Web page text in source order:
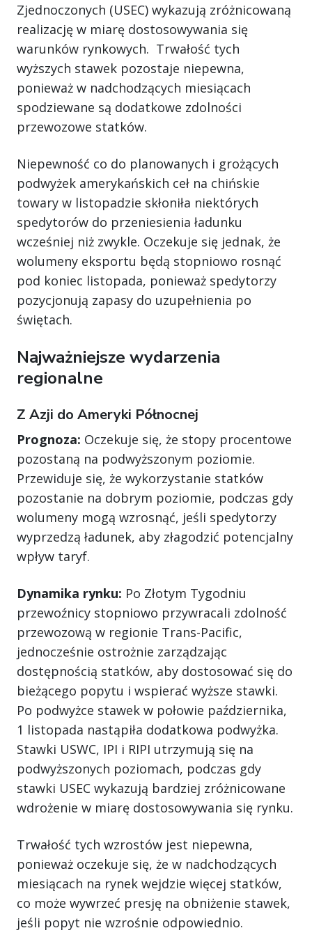
Zjednoczonych (USEC) wykazują zróżnicowaną
realizację w miarę dostosowywania się
warunków rynkowych. Trwałość tych
wyższych stawek pozostaje niepewna,
ponieważ w nadchodzących miesiącach
spodziewane są dodatkowe zdolności
przewozowe statków.
Niepewność co do planowanych i grożących
podwyżek amerykańskich ceł na chińskie
towary w listopadzie skłoniła niektórych
spedytorów do przeniesienia ładunku
wcześniej niż zwykle. Oczekuje się jednak, że
wolumeny eksportu będą stopniowo rosnąć
pod koniec listopada, ponieważ spedytorzy
pozycjonują zapasy do uzupełnienia po
świętach.
Najważniejsze wydarzenia
regionalne
Z Azji do Ameryki Północnej
Prognoza: Oczekuje się, że stopy procentowe
pozostaną na podwyższonym poziomie.
Przewiduje się, że wykorzystanie statków
pozostanie na dobrym poziomie, podczas gdy
wolumeny mogą wzrosnąć, jeśli spedytorzy
wyprzedzą ładunek, aby złagodzić potencjalny
wpływ taryf.
Dynamika rynku: Po Złotym Tygodniu
przewoźnicy stopniowo przywracali zdolność
przewozową w regionie Trans-Pacific,
jednocześnie ostrożnie zarządzając
dostępnością statków, aby dostosować się do
bieżącego popytu i wspierać wyższe stawki.
Po podwyżce stawek w połowie października,
1 listopada nastąpiła dodatkowa podwyżka.
Stawki USWC, IPI i RIPI utrzymują się na
podwyższonych poziomach, podczas gdy
stawki USEC wykazują bardziej zróżnicowane
wdrożenie w miarę dostosowywania się rynku.
Trwałość tych wzrostów jest niepewna,
ponieważ oczekuje się, że w nadchodzących
miesiącach na rynek wejdzie więcej statków,
co może wywrzeć presję na obniżenie stawek,
jeśli popyt nie wzrośnie odpowiednio.